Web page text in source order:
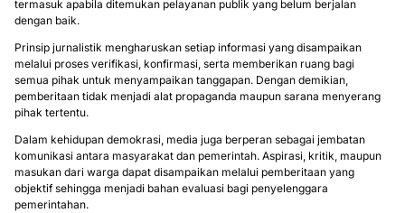
termasuk apabila ditemukan pelayanan publik yang belum berjalan
dengan baik.
Prinsip jurnalistik mengharuskan setiap informasi yang disampaikan
melalui proses verifikasi, konfirmasi, serta memberikan ruang bagi
semua pihak untuk menyampaikan tanggapan. Dengan demikian,
pemberitaan tidak menjadi alat propaganda maupun sarana menyerang
pihak tertentu.
Dalam kehidupan demokrasi, media juga berperan sebagai jembatan
komunikasi antara masyarakat dan pemerintah. Aspirasi, kritik, maupun
masukan dari warga dapat disampaikan melalui pemberitaan yang
objektif sehingga menjadi bahan evaluasi bagi penyelenggara
pemerintahan.